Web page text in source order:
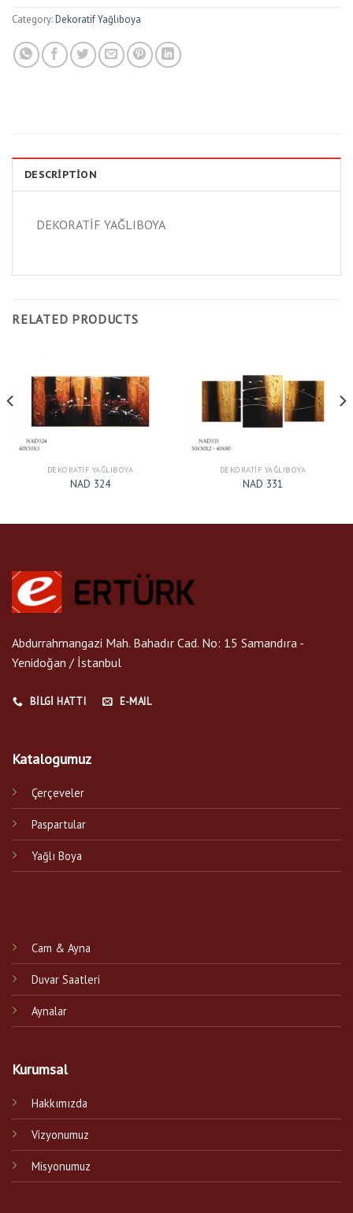
Category:Dekoratif Yağlıboya
DESCRIPTION
DEKORATİF YAĞLIBOYA
RELATED PRODUCTS
DEKORATIF YAĞLIBOYA
NAD 324
DEKORATIF YAĞLIBOYA
NAD 331
Abdurrahmangazi Mah. Bahadır Cad. No: 15 Samandıra -
Yenidoğan / İstanbul
BILGI HATTI E-MAIL
Katalogumuz
Çerçeveler
Paspartular
Yağlı Boya
Cam & Ayna
Duvar Saatleri
Aynalar
Kurumsal
Hakkımızda
Vizyonumuz
Misyonumuz